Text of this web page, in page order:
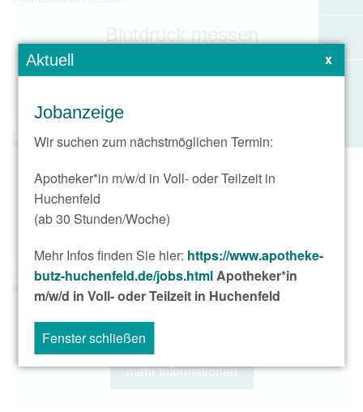
Aktuell x
Jobanzeige
Wir suchen zum nächstmöglichen Termin:
Apotheker*in m/w/d in Voll- oder Teilzeit in
Huchenfeld
(ab 30 Stunden/Woche)
Mehr Infos finden Sie hier: https://www.apotheke-
butz-huchenfeld.de/jobs.htmlApotheker*in
m/w/d in Voll- oder Teilzeit in Huchenfeld
Fenster schließen
Blutdruck messen
mehr Informationen
online bestellen & abholen
www.apobutz-online.de
individuelle Arznei-Blister
mehr Informationen